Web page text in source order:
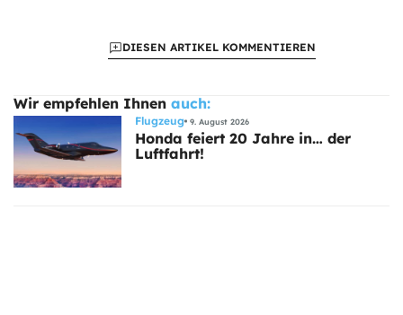
DIESEN ARTIKEL KOMMENTIEREN
Wir empfehlen Ihnen auch:
Flugzeug 9. August 2026
Honda feiert 20 Jahre in… der
Luftfahrt!